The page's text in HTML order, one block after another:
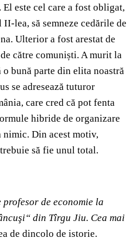
este cel care a fost obligat,
lea, să semneze cedările de
Ulterior a fost arestat de
către comuniști. A murit la
bună parte din elita noastră
se adresează tuturor
care cred că pot fenta
hibride de organizare
nimic. Din acest motiv,
să fie unul total.
profesor de economie la
din Tîrgu Jiu. Cea mai
de dincolo de istorie.